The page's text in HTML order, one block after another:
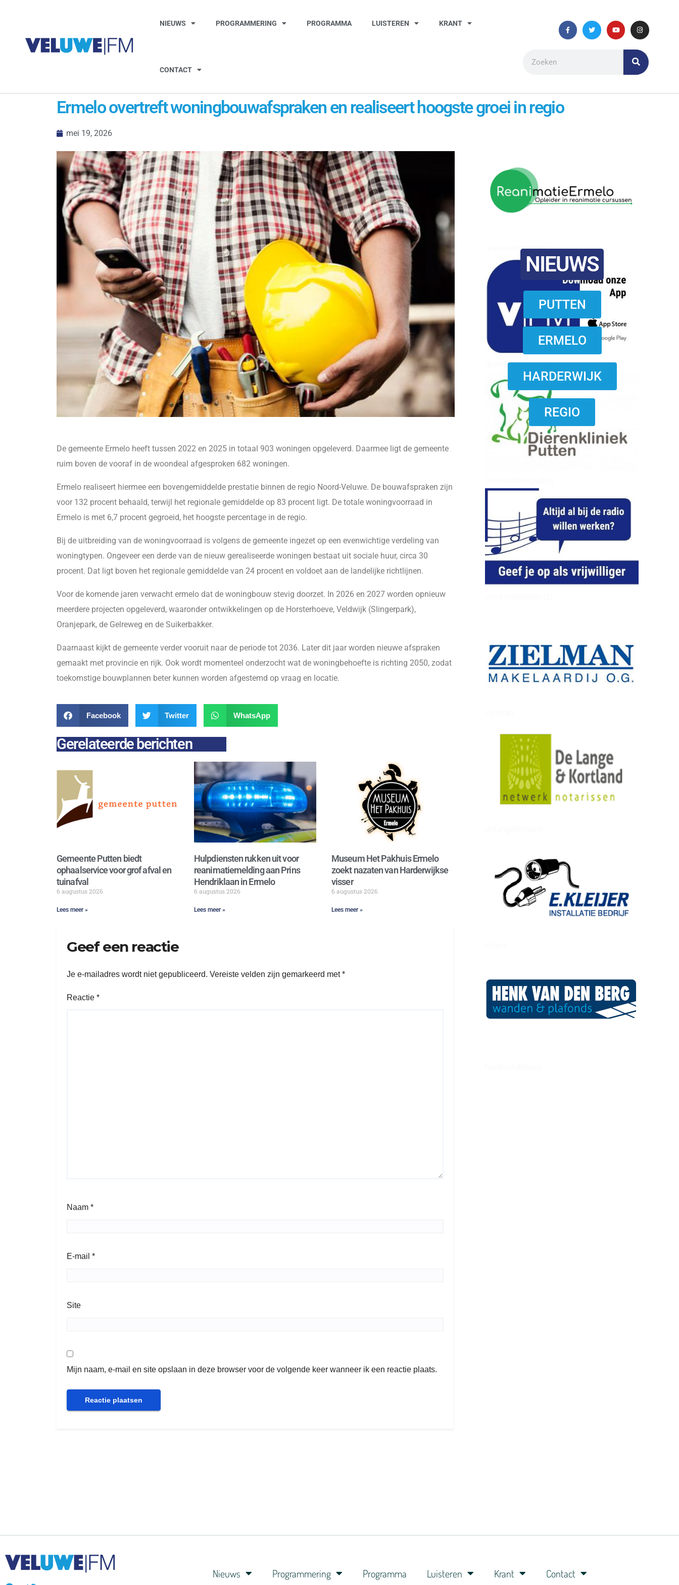
NIEUWS PROGRAMMERING PROGRAMMA LUISTEREN KRANT
CONTACT
Ermelo overtreft woningbouwafspraken en realiseert hoogste groei in regio
mei 19, 2026
reanimatie ermelo
download onzze App
NIEUWS
PUTTEN
ERMELO
HARDERWIJK
REGIO
De gemeente Ermelo heeft tussen 2022 en 2025 in totaal 903 woningen opgeleverd. Daarmee ligt de gemeente
ruim boven de vooraf in de woondeal afgesproken 682 woningen.
Ermelo realiseert hiermee een bovengemiddelde prestatie binnen de regio Noord-Veluwe. De bouwafspraken zijn
voor 132 procent behaald, terwijl het regionale gemiddelde op 83 procent ligt. De totale woningvoorraad in
Ermelo is met 6,7 procent gegroeid, het hoogste percentage in de regio.
Bij de uitbreiding van de woningvoorraad is volgens de gemeente ingezet op een evenwichtige verdeling van
woningtypen. Ongeveer een derde van de nieuw gerealiseerde woningen bestaat uit sociale huur, circa 30
procent. Dat ligt boven het regionale gemiddelde van 24 procent en voldoet aan de landelijke richtlijnen.
Voor de komende jaren verwacht ermelo dat de woningbouw stevig doorzet. In 2026 en 2027 worden opnieuw
meerdere projecten opgeleverd, waaronder ontwikkelingen op de Horsterhoeve, Veldwijk (Slingerpark),
Oranjepark, de Gelreweg en de Suikerbakker.
Daarnaast kijkt de gemeente verder vooruit naar de periode tot 2036. Later dit jaar worden nieuwe afspraken
gemaakt met provincie en rijk. Ook wordt momenteel onderzocht wat de woningbehoefte is richting 2050, zodat
toekomstige bouwplannen beter kunnen worden afgestemd op vraag en locatie.
Facebook Twitter WhatsApp
Gerelateerde berichten
Gemeente Putten biedt
ophaalservice voor grof afval en
tuinafval
6 augustus 2026
Lees meer »
Hulpdiensten rukken uit voor
reanimatiemelding aan Prins
Hendriklaan in Ermelo
6 augustus 2026
Lees meer »
Museum Het Pakhuis Ermelo
zoekt nazaten van Harderwijkse
visser
6 augustus 2026
Lees meer »
Geef een reactie
Je e-mailadres wordt niet gepubliceerd. Vereiste velden zijn gemarkeerd met*
Reactie *
Naam *
E-mail *
Site
Mijn naam, e-mail en site opslaan in deze browser voor de volgende keer wanneer ik een reactie plaats.
Nieuws Programmering Programma Luisteren Krant Contact